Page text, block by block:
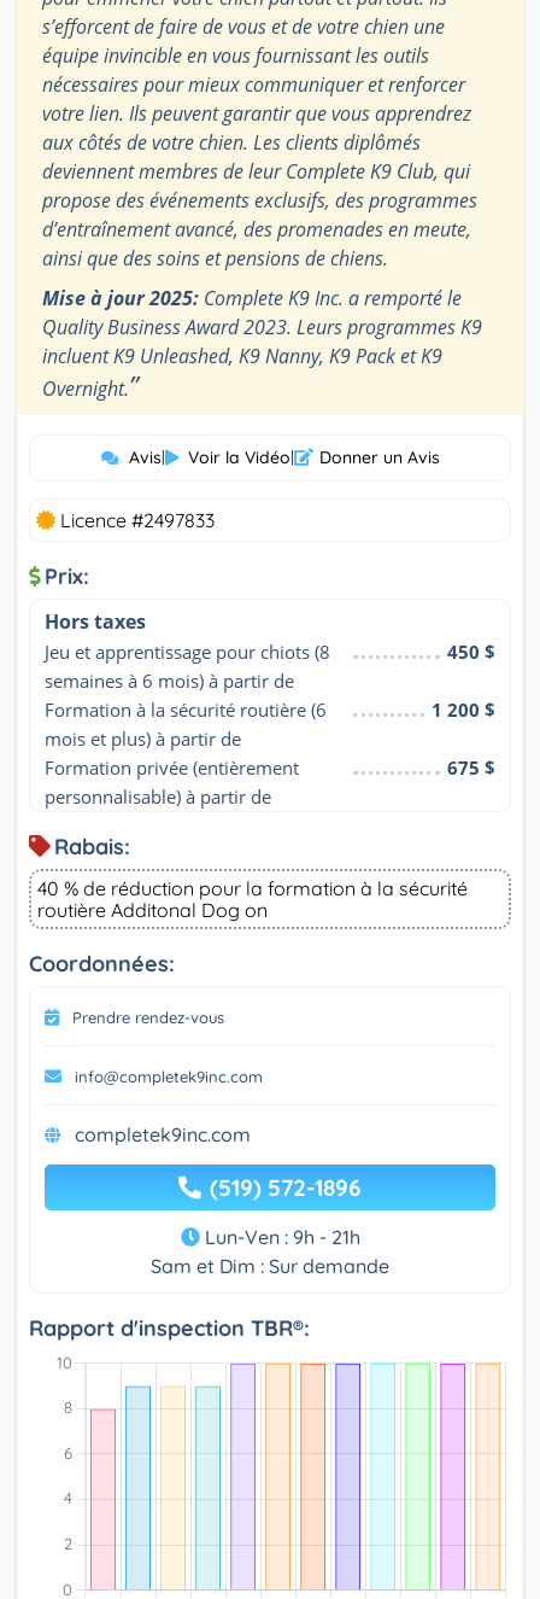
s’efforcent de faire de vous et de votre chien une
équipe invincible en vous fournissant les outils
nécessaires pour mieux communiquer et renforcer
votre lien. Ils peuvent garantir que vous apprendrez
aux côtés de votre chien. Les clients diplômés
deviennent membres de leur Complete K9 Club, qui
propose des événements exclusifs, des programmes
d’entraînement avancé, des promenades en meute,
ainsi que des soins et pensions de chiens.
Mise à jour 2025: Complete K9 Inc. a remporté le
Quality Business Award 2023. Leurs programmes K9
incluent K9 Unleashed, K9 Nanny, K9 Pack et K9
Overnight.”
Avis| Voir la Vidéo| Donner un Avis
Licence #2497833
Prix:
Hors taxes
Jeu et apprentissage pour chiots (8
semaines à 6 mois) à partir de
450 $
Formation à la sécurité routière (6
mois et plus) à partir de
1 200 $
Formation privée (entièrement
personnalisable) à partir de
675 $
Rabais:
40 % de réduction pour la formation à la sécurité
routière Additonal Dog on
Coordonnées:
Prendre rendez-vous
info@completek9inc.com
completek9inc.com
(519) 572-1896
Lun-Ven : 9h - 21h
Sam et Dim : Sur demande
Rapport d'inspection TBR®: